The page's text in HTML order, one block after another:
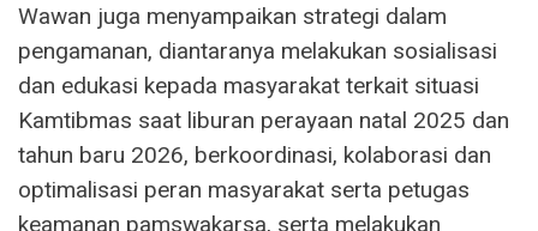
Wawan juga menyampaikan strategi dalam
pengamanan, diantaranya melakukan sosialisasi
dan edukasi kepada masyarakat terkait situasi
Kamtibmas saat liburan perayaan natal 2025 dan
tahun baru 2026, berkoordinasi, kolaborasi dan
optimalisasi peran masyarakat serta petugas
keamanan pamswakarsa, serta melakukan